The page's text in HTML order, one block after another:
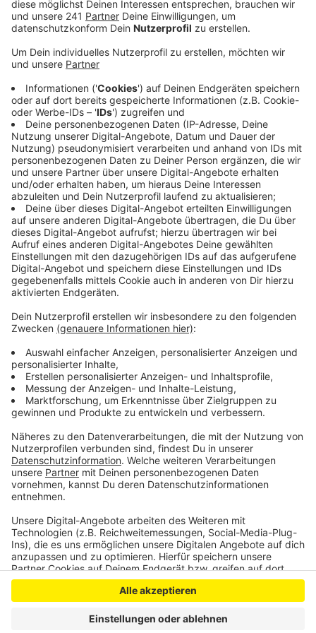
Anzeige
Veröffentlicht:Montag, 29.06.2026 13:31
Anzeige
Das Apothekenmuseum sei ein wichtiger Beitrag zur
Bewahrung und der Vermittlung regionaler Geschichte,
sagt die Stadt Bad Münstereifel. Sie hebt besonders
das ehrenamtliche Engagement hervor, dass
maßgeblich zur Wiedereröffnung beigetragen habe.
Anzeige
Immer am Wochenende geöffnet
Anzeige
Im Museum steht unter anderem der Verkaufsraum
14 bis 17 Uhr geöffnet. Der Eintritt beträgt 3 Euro für
Erwachsene und 1 Euro für Kinder.
Anzeige
Anzeige